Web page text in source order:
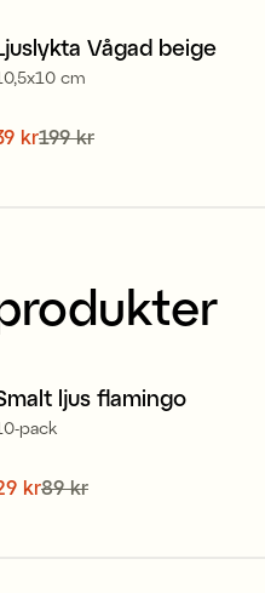
Sale Vågad beige
cm
pris
kr199 kr
Saleljus flamingo
pack
pris
kr89 kr